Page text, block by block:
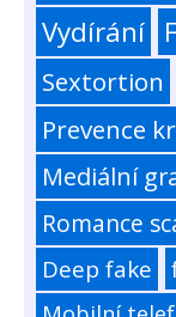
Vydírání
Sextortion
Prevence
Mediální
Romance
Deep fake